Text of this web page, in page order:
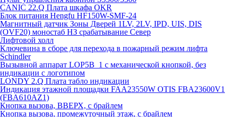
CANIC 22.Q Плата шкафа OKR
Блок питания Hengfu HF150W-SMF-24
Магнитный датчик Зоны Дверей 1LV, 2LV, IPD, UIS, DIS
(OVF20) моностаб НЗ срабатывание Cевер
Лифтовой холл
Ключевина в сборе для перехода в пожарный режим лифта
Schindler
Вызывной аппарат LOP5B_1 с механической кнопкой, без
индикации с логотипом
LONDY 2.Q Плата табло индикации
Индикация этажной площадки FAA23550W OTIS FBA23600V1
(FBA610AZ1)
Кнопка вызова, ВВЕРХ, с брайлем
Кнопка вызова, промежуточный этаж, с брайлем